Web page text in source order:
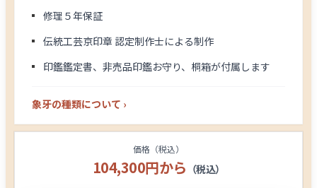
修理５年保証
伝統工芸京印章 認定制作士による制作
印鑑鑑定書、非売品印鑑お守り、桐箱が付属します
象牙の種類について ›
価格（税込）
104,300円から （税込）